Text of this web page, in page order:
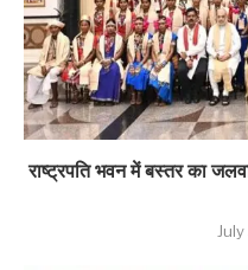
राष्ट्रपति भवन में बस्तर का